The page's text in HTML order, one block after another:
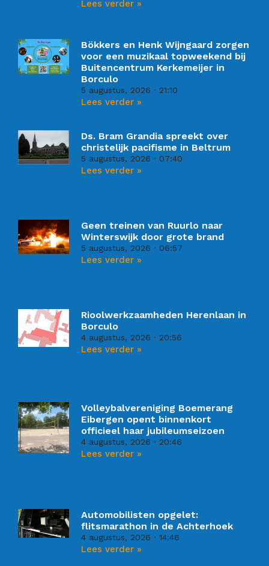
Lees verder »
Bökkers en Henk Wijngaard zorgen
voor een muzikaal topweekend bij
Buitencentrum Kerkemeijer in
Borculo
5 augustus, 2026 21:10
Lees verder »
Ds. Bram Grandia spreekt over
christelijk pacifisme in Beltrum
5 augustus, 2026 07:40
Lees verder »
Geen treinen van Ruurlo naar
Winterswijk door grote brand
5 augustus, 2026 06:57
Lees verder »
Rioolwerkzaamheden Herenlaan in
Borculo
4 augustus, 2026 20:56
Lees verder »
Volleybalvereniging Boemerang
Eibergen opent binnenkort
officieel haar jubileumseizoen
4 augustus, 2026 20:46
Lees verder »
Automobilisten opgelet:
flitsmarathon in de Achterhoek
4 augustus, 2026 14:46
Lees verder »